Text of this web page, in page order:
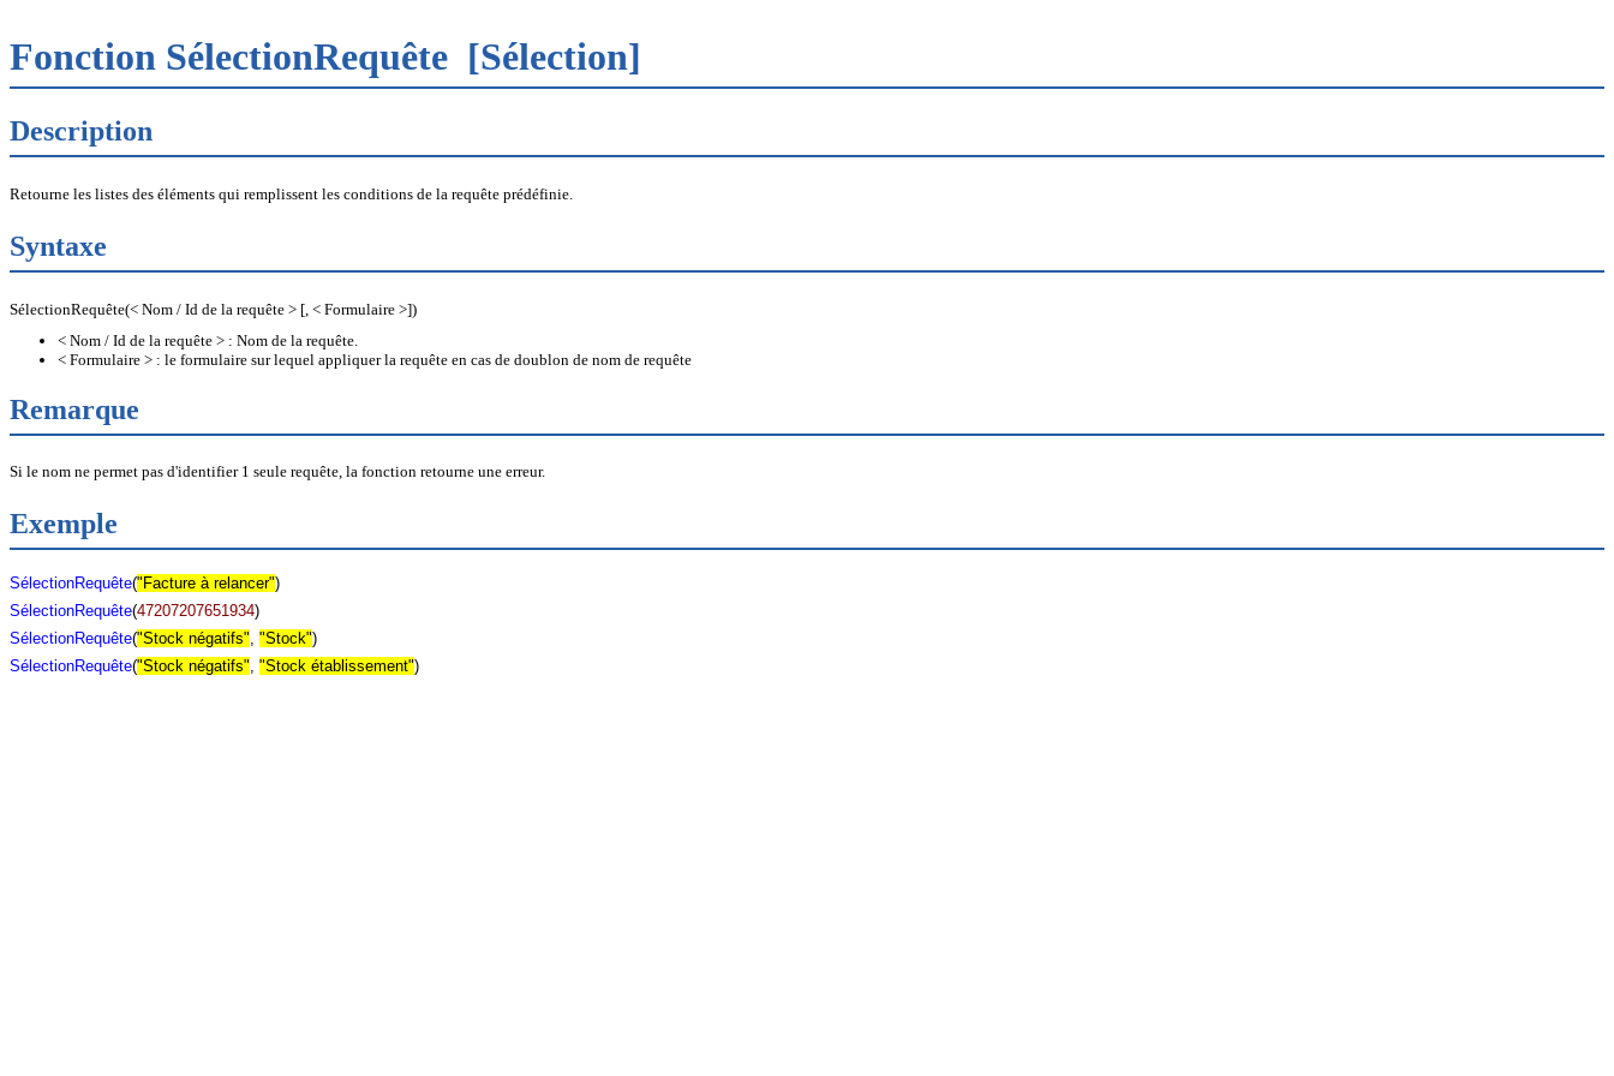
Fonction SélectionRequête [Sélection]
Description
Retourne les listes des éléments qui remplissent les conditions de la requête prédéfinie.
Syntaxe
SélectionRequête(< Nom / Id de la requête > [, < Formulaire >])
< Nom / Id de la requête > : Nom de la requête.
< Formulaire > : le formulaire sur lequel appliquer la requête en cas de doublon de nom de requête
Remarque
Si le nom ne permet pas d'identifier 1 seule requête, la fonction retourne une erreur.
Exemple
SélectionRequête("Facture à relancer")
SélectionRequête(47207207651934)
SélectionRequête("Stock négatifs", "Stock")
SélectionRequête("Stock négatifs", "Stock établissement")